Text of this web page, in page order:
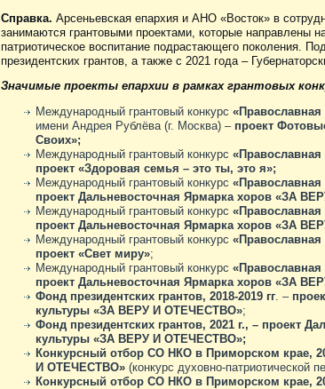
Справка. Арсеньевская епархия и АНО «Восток» в
занимаются грантовыми проектами, которые направлены
патриотическое воспитание подрастающего поколения.
президентских грантов, а также с 2021 года –
Значимые проекты епархии в рамках грантовых
Международный грантовый конкурс «Православная
имени Андрея Рублёва (г. Москва) – проект
Своих»;
Международный грантовый конкурс «Православная
проект «Здоровая семья – это ты, это я»;
Международный грантовый конкурс «Православная
проект Дальневосточная Ярмарка хоров «ЗА
Международный грантовый конкурс «Православная
проект Дальневосточная Ярмарка хоров «ЗА
Международный грантовый конкурс «Православная
проект «Свет миру»;
Международный грантовый конкурс «Православная
проект Дальневосточная Ярмарка хоров «ЗА
Фонд президентских грантов, 2018-2019 гг. –
культуры «ЗА ВЕРУ И ОТЕЧЕСТВО»;
Фонд президентских грантов, 2021 г., – проект
культуры «ЗА ВЕРУ И ОТЕЧЕСТВО»;
Конкурсный отбор СО НКО в Приморском крае,
И ОТЕЧЕСТВО» (конкурс духовно-патриотической
Конкурсный отбор СО НКО в Приморском крае,